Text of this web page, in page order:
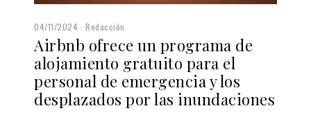
04/11/2024 Redacción
Airbnb ofrece un programa de
alojamiento gratuito para el
personal de emergencia y los
desplazados por las inundaciones